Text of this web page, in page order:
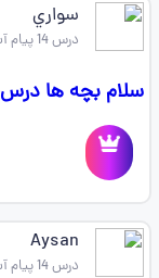
سواري
درس 14 پیام آسمانی هشتم
سلام بچه ها درس14 هديه هشتم رو خواستم تاج ميدم
Aysan
درس 14 پیام آسمانی هشتم